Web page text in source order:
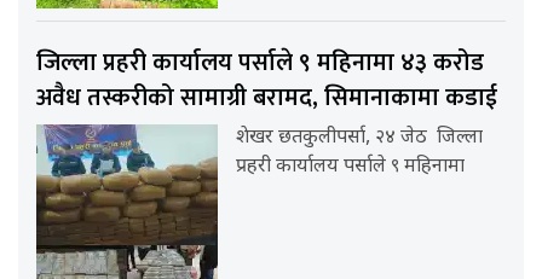
जिल्ला प्रहरी कार्यालय पर्साले ९ महिनामा ४३ करोड
अवैध तस्करीको सामाग्री बरामद, सिमानाकामा कडाई
शेखर छतकुलीपर्सा, २४ जेठ जिल्ला
प्रहरी कार्यालय पर्साले ९ महिनामा